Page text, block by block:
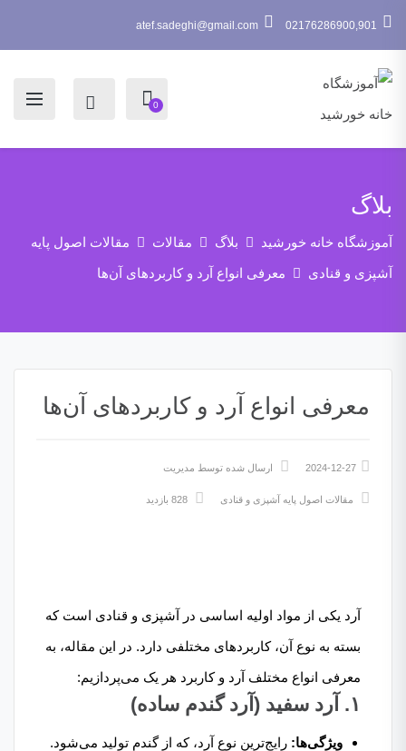
02176286900,901
atef.sadeghi@gmail.com
0
بلاگ
آموزشگاه خانه خورشید بلاگ مقالات
مقالات اصول پایه
آشپزی و قنادی
معرفی انواع آرد و کاربردهای آن‌ها
معرفی انواع آرد و کاربردهای آن‌ها
2024-12-27 ارسال شده توسط مدیریت
مقالات اصول پایه آشپزی و قنادی
آرد یکی از مواد اولیه اساسی در آشپزی و قنادی است که
بسته به نوع آن، کاربردهای مختلفی دارد. در این مقاله، به
معرفی انواع مختلف آرد و کاربرد هر یک می‌پردازیم:
۱. آرد سفید (آرد گندم ساده)
ویژگی‌ها: رایج‌ترین نوع آرد، که از گندم تولید می‌شود.